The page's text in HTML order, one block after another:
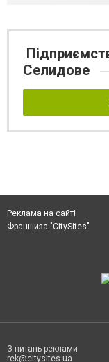
Селидове
Реклама на сайті
Франшиза "CitySites"
З питань реклами
rek@citysites.ua